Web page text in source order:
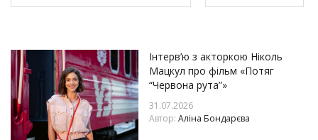
Інтерв’ю з акторкою Ніколь
Мацкул про фільм «Потяг
“Червона рута”»
31.07.2026
Автор: Аліна Бондарєва